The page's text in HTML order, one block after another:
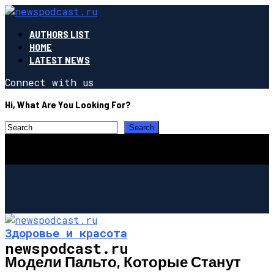
AUTHORS LIST
HOME
LATEST NEWS
Connect with us
Hi, What Are You Looking For?
newspodcast.ru
Здоровье и красота
Модели Пальто, Которые Станут